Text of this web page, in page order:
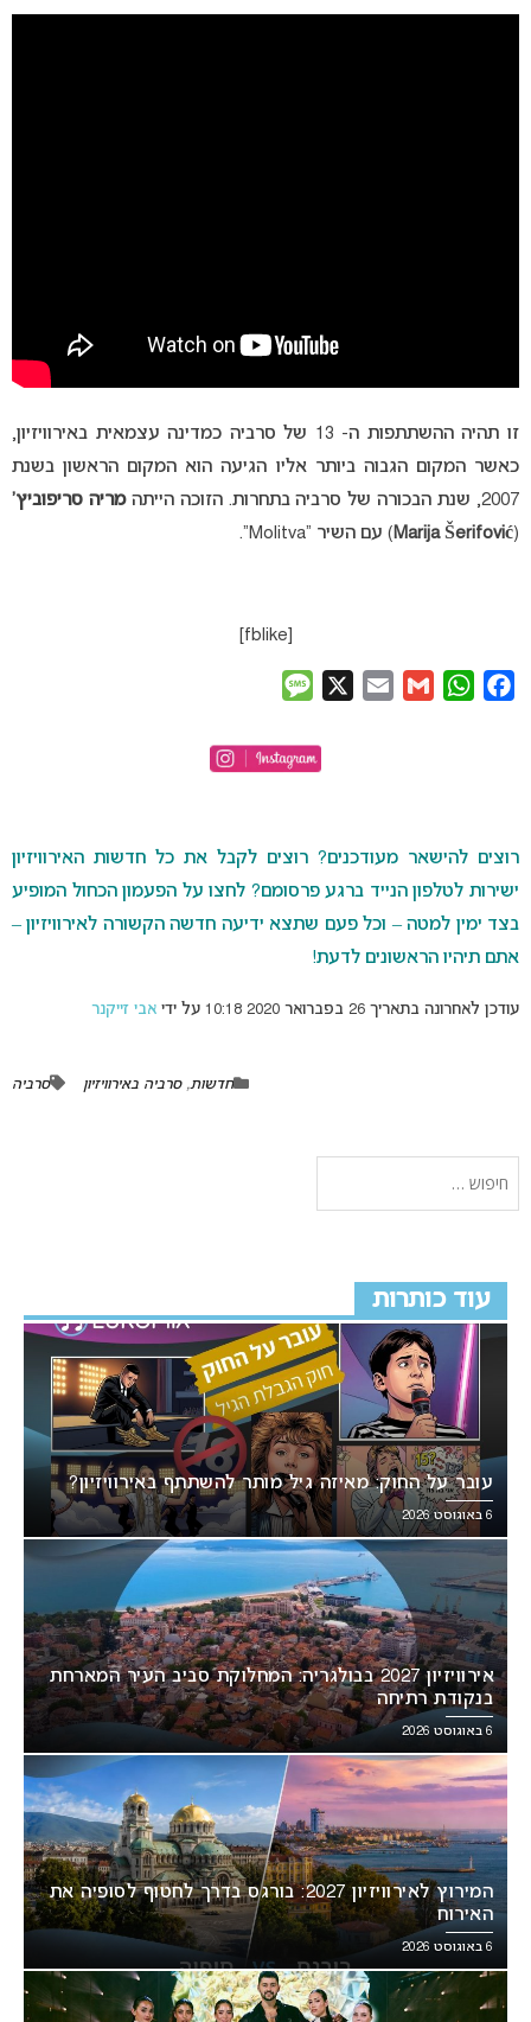
זו תהיה ההשתתפות ה- 13 של סרביה כמדינה עצמאית באירוויזיון,
כאשר המקום הגבוה ביותר אליו הגיעה הוא המקום הראשון בשנת
2007, שנת הבכורה של סרביה בתחרות. הזוכה הייתה
מריה סריפוביץ’
(
Marija Šerifović) עם השיר “Molitva”.
Facebook
WhatsApp
Gmail
Email
רוצים להישאר מעודכנים? רוצים לקבל את כל חדשות האירוויזיון
ישירות לטלפון הנייד ברגע פרסומם? לחצו על הפעמון הכחול המופיע
בצד ימין למטה – וכל פעם שתצא ידיעה חדשה הקשורה לאירוויזיון –
אתם תיהיו הראשונים לדעת!
עודכן לאחרונה בתאריך 26 בפברואר 2020 10:18 על ידי אבי זייקנר
חדשות,סרביה באירוויזיון סרביה
עוד כותרות
עובר על החוק: מאיזה גיל מותר להשתתף באירוויזיון?
6 באוגוסט 2026
אירוויזיון 2027 בבולגריה: המחלוקת סביב העיר המארחת
בנקודת רתיחה
6 באוגוסט 2026
המירוץ לאירוויזיון 2027: בורגס בדרך לחטוף לסופיה את
האירוח
6 באוגוסט 2026